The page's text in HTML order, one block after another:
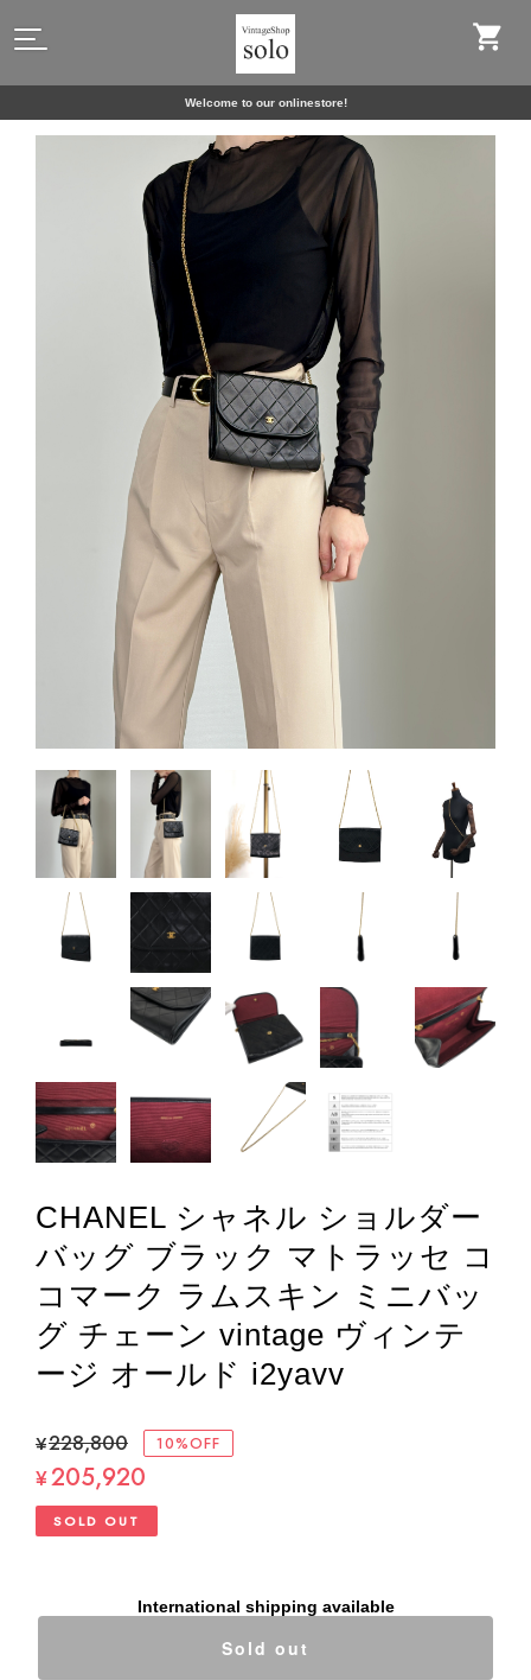
Welcome to our onlinestore!
CHANEL シャネル ショルダー
バッグ ブラック マトラッセ コ
コマーク ラムスキン ミニバッ
グ チェーン vintage ヴィンテ
ージ オールド i2yavv
¥228,800 10%OFF
¥205,920
SOLD OUT
International shipping available
Sold out